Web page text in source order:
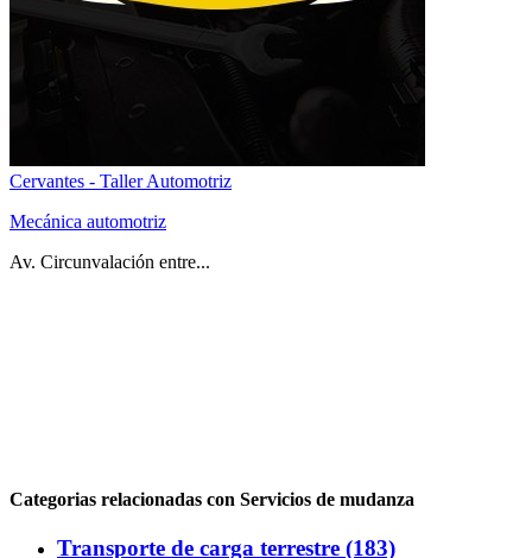
Cervantes - Taller Automotriz
Mecánica automotriz
Av. Circunvalación entre...
Categorias relacionadas con Servicios de mudanza
Transporte de carga terrestre (183)